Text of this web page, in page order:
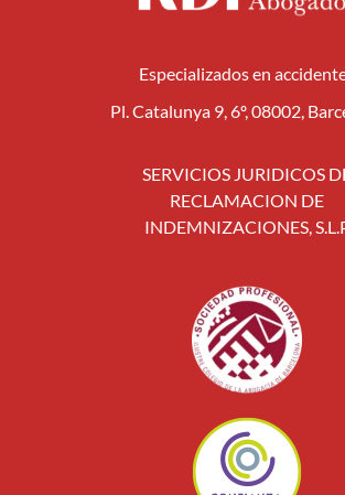
Especializados en
Pl. Catalunya 9, 6º, 08002,
SERVICIOS JURIDICOS
RECLAMACION DE
INDEMNIZACIONES,